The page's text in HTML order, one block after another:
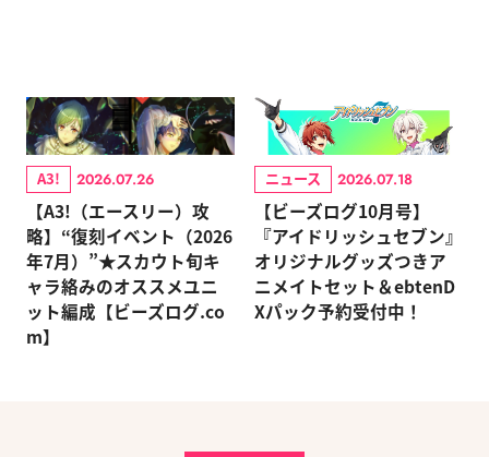
A3! 2026.07.26
【A3!（エースリー）攻
略】“復刻イベント（2026
年7月）”★スカウト旬キ
ャラ絡みのオススメユニ
ット編成【ビーズログ.co
m】
ニュース 2026.07.18
【ビーズログ10月号】
『アイドリッシュセブン』
オリジナルグッズつきア
ニメイトセット＆ebtenD
Xパック予約受付中！